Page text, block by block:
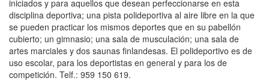
iniciados y para aquellos que desean perfeccionarse en esta
disciplina deportiva; una pista polideportiva al aire libre en la que
se pueden practicar los mismos deportes que en su pabellón
cubierto; un gimnasio; una sala de musculación; una sala de
artes marciales y dos saunas finlandesas. El polideportivo es de
uso escolar, para los deportistas en general y para los de
competición. Telf.: 959 150 619.